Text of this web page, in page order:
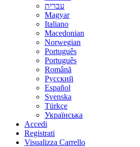
עברית
Magyar
Italiano
Macedonian
Norwegian
Português
Português
Română
Русский
Español
Svenska
Türkçe
Українська
Accedi
Registrati
Visualizza Carrello